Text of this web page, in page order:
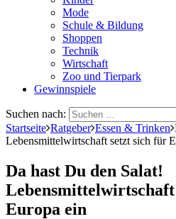
Mode
Schule & Bildung
Shoppen
Technik
Wirtschaft
Zoo und Tierpark
Gewinnspiele
Suchen nach:
Startseite Ratgeber Essen & Trinken
Lebensmittelwirtschaft setzt sich für
Da hast Du den Salat!
Europa ein